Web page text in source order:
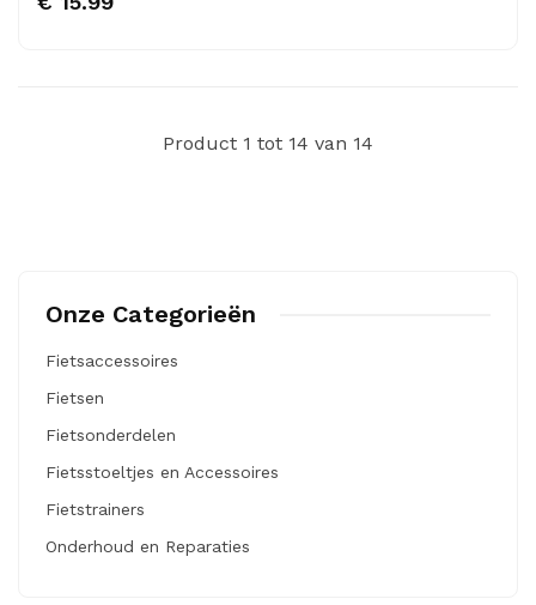
Product 1 tot 14 van 14
Onze Categorieën
Fietsaccessoires
Fietsen
Fietsonderdelen
Fietsstoeltjes en Accessoires
Fietstrainers
Onderhoud en Reparaties